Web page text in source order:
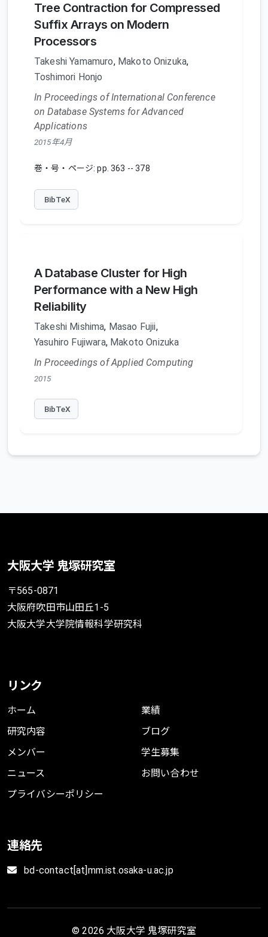
Tree Contraction for Compressed
Suffix Arrays on Modern
Processors
Takeshi Yamamuro, Makoto Onizuka,
Toshimori Honjo
In Proceedings of International Conference
on Database Systems for Advanced
Applications
2015年4月
巻・号・ページ: pp. 363 -- 378
BibTeX
A Database Cluster for High
Performance with a New High
Reliability
Takeshi Mishima, Masao Fujii,
Yasuhiro Fujiwara, Makoto Onizuka
In Proceedings of Applied Computing
2015
BibTeX
大阪大学 鬼塚研究室
〒565-0871
大阪府吹田市山田丘1-5
大阪大学大学院情報科学研究科
リンク
ホーム
研究内容
メンバー
ニュース
プライバシーポリシー
業績
ブログ
学生募集
お問い合わせ
連絡先
bd-contact[at]mm.ist.osaka-u.ac.jp
© 2026 大阪大学 鬼塚研究室